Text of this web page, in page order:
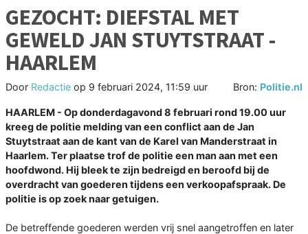
GEZOCHT: DIEFSTAL MET
GEWELD JAN STUYTSTRAAT -
HAARLEM
Door Redactie op 9 februari 2024, 11:59 uur Bron: Politie.nl
HAARLEM - Op donderdagavond 8 februari rond 19.00 uur
kreeg de politie melding van een conflict aan de Jan
Stuytstraat aan de kant van de Karel van Manderstraat in
Haarlem. Ter plaatse trof de politie een man aan met een
hoofdwond. Hij bleek te zijn bedreigd en beroofd bij de
overdracht van goederen tijdens een verkoopafspraak. De
politie is op zoek naar getuigen.
De betreffende goederen werden vrij snel aangetroffen en later